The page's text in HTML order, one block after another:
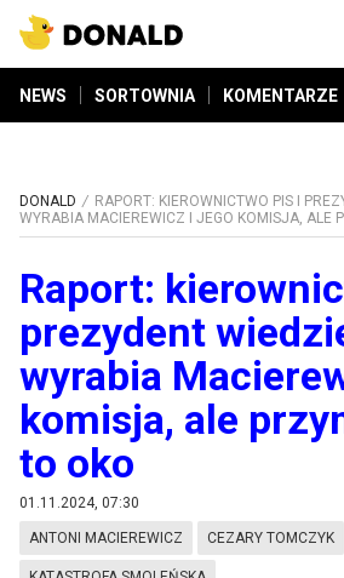
NEWS SORTOWNIA KOMENTARZE
DONALD
RAPORT: KIEROWNICTWO PIS I
WYRABIA MACIEREWICZ I JEGO KOMISJA, ALE
Raport:
prezydent
wyrabia
komisja, ale
to oko
01.11.2024, 07:30
ANTONI MACIEREWICZ CEZARY TOMCZYK